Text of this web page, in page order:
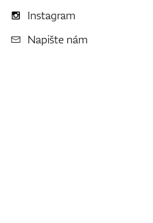
Instagram
Napište nám